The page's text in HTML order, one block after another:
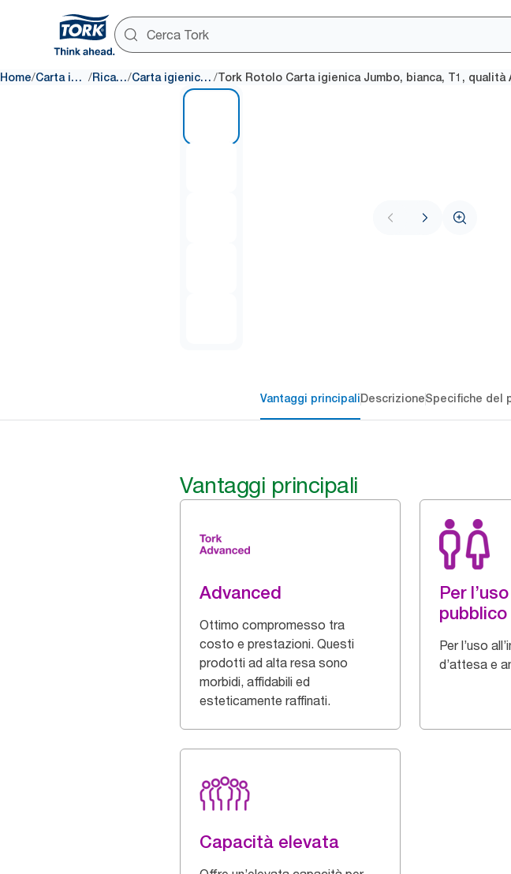
Home/ Carta igienica / Ricariche/ Carta igienica Jumbo /
Vantaggi principaliDescrizioneSpecifiche del
Vantaggi principali
Advanced
Ottimo compromesso tra
costo e prestazioni. Questi
prodotti ad alta resa sono
morbidi, affidabili ed
esteticamente raffinati.
Per
pubblico
Per l’uso
d’attesa e
Capacità elevata